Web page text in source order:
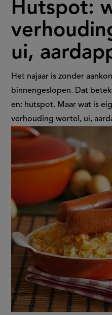
wat
de
verhouding
wortel,
ui,
aardappel?
Hutspot:
ui,
Het najaar is zonder
binnengeslopen. Dat
en: hutspot. Maar wat is
verhouding wortel, ui,